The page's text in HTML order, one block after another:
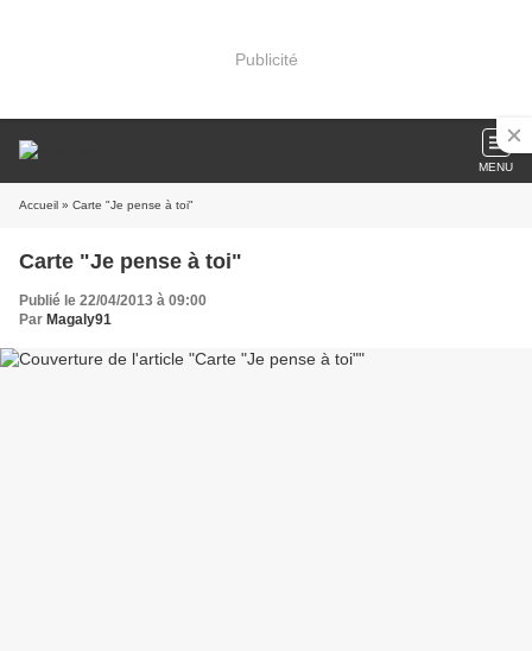
Publicité
MENU
Accueil » Carte "Je pense à toi"
Carte "Je pense à toi"
Publié le 22/04/2013 à 09:00
Par Magaly91